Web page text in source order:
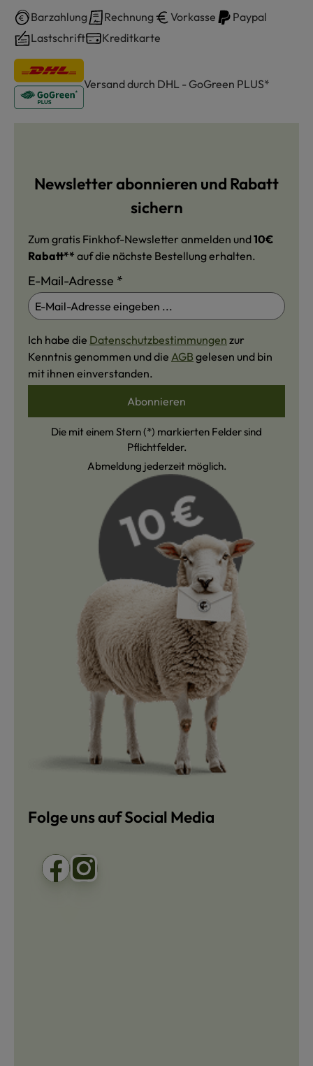
Barzahlung Rechnung Vorkasse
Paypal
Lastschrift
Kreditkarte
Versand durch DHL - GoGreen PLUS*
Newsletter abonnieren und Rabatt
sichern
Zum gratis Finkhof-Newsletter anmelden und10€
Rabatt** auf die nächste Bestellung erhalten.
E-Mail-Adresse *
Ich habe die Datenschutzbestimmungen zur
Kenntnis genommen und die AGB gelesen und bin
mit ihnen einverstanden.
Abonnieren
Die mit einem Stern (*) markierten Felder sind
Pflichtfelder.
Abmeldung jederzeit möglich.
Folge uns auf Social Media